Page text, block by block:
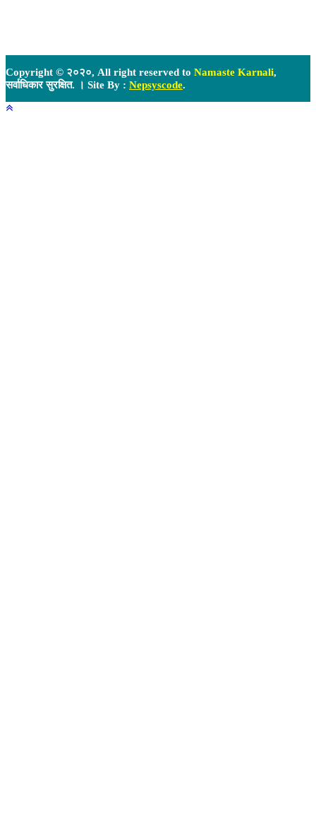
Copyright © २०२०, All right reserved to Namaste Karnali,
सर्वाधिकार सुरक्षित. । Site By : Nepsyscode.